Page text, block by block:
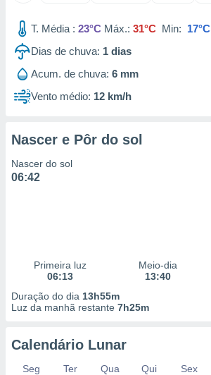
utilizar
criar
medir
medir o
dos
fontes,
e melhorar
dados
T. Média : 23°C Máx.: 31°C Min: 17°C
Dias de chuva: 1 dias
Acum. de chuva: 6 mm
Vento médio: 12 km/h
Nascer e Pôr do sol
Nascer do sol
06:42
Primeira luz
06:13
Meio-dia
13:40
Duração do dia 13h55m
Luz da manhã restante 7h25m
Calendário Lunar
Seg Ter Qua Qui Sex